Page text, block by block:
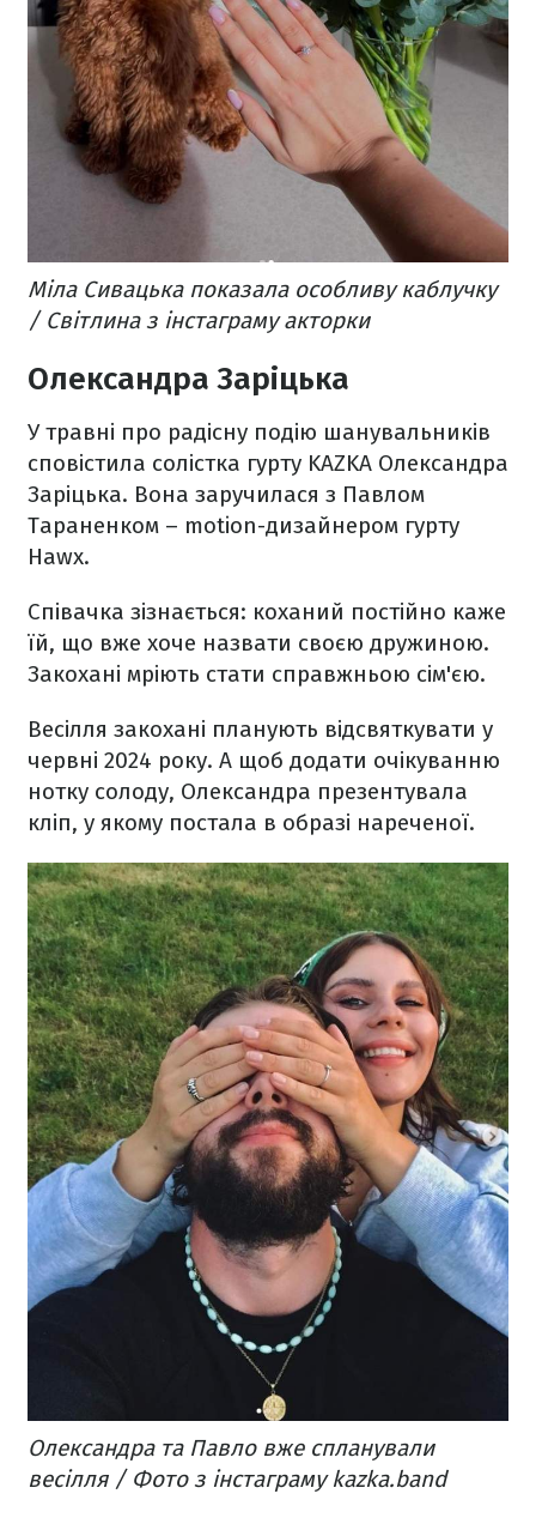
Міла Сивацька показала особливу каблучку
/ Світлина з інстаграму акторки
Олександра Заріцька
У травні про радісну подію шанувальників
сповістила солістка гурту KAZKA Олександра
Заріцька. Вона заручилася з Павлом
Тараненком – motion-дизайнером гурту
Hawx.
Співачка зізнається: коханий постійно каже
їй, що вже хоче назвати своєю дружиною.
Закохані мріють стати справжньою сім'єю.
Весілля закохані планують відсвяткувати у
червні 2024 року. А щоб додати очікуванню
нотку солоду, Олександра презентувала
кліп, у якому постала в образі нареченої.
Олександра та Павло вже спланували
весілля / Фото з інстаграму kazka.band